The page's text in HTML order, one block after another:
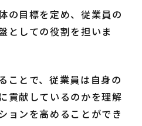
の目標を定め、従業員の
としての役割を担いま
ことで、従業員は自身の
貢献しているのかを理解
ョンを高めることができ